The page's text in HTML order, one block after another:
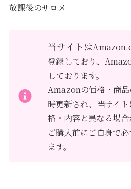
放課後のサロメ
当サイトは
登録しており、
しております。
Amazonの価格・商
時更新され、当サイ
格・内容と異なる場合
ご購入前にご自身で
ます。